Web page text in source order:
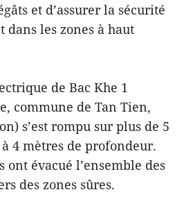
et d’assurer la sécurité
dans les zones à haut
de Bac Khe 1
commune de Tan Tien,
s’est rompu sur plus de 5
4 mètres de profondeur.
ont évacué l’ensemble des
des zones sûres.